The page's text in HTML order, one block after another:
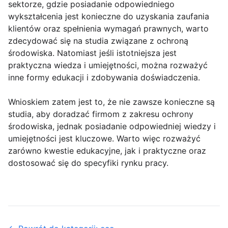
sektorze, gdzie posiadanie odpowiedniego
wykształcenia jest konieczne do uzyskania zaufania
klientów oraz spełnienia wymagań prawnych, warto
zdecydować się na studia związane z ochroną
środowiska. Natomiast jeśli istotniejsza jest
praktyczna wiedza i umiejętności, można rozważyć
inne formy edukacji i zdobywania doświadczenia.
Wnioskiem zatem jest to, że nie zawsze konieczne są
studia, aby doradzać firmom z zakresu ochrony
środowiska, jednak posiadanie odpowiedniej wiedzy i
umiejętności jest kluczowe. Warto więc rozważyć
zarówno kwestie edukacyjne, jak i praktyczne oraz
dostosować się do specyfiki rynku pracy.